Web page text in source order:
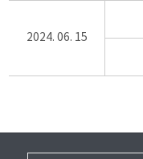
2024. 06. 15